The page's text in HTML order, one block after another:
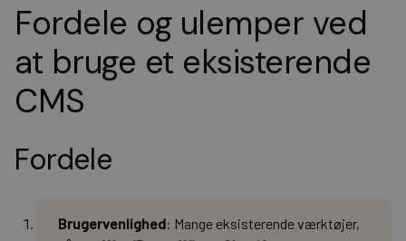
Fordele og ulemper ved
at bruge et eksisterende
CMS
Fordele
Brugervenlighed: Mange eksisterende værktøjer,